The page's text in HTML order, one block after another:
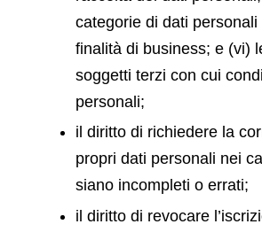
categorie di dati
finalità di business; e (vi)
soggetti terzi con cui
personali;
il diritto di richiedere la
propri dati personali nei
siano incompleti o errati;
il diritto di revocare